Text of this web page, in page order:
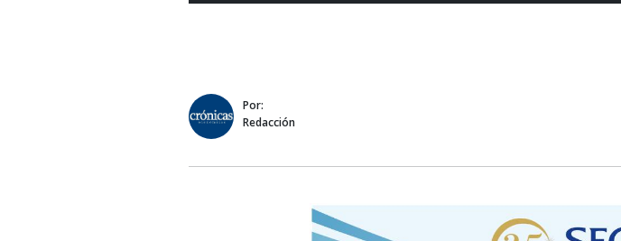
Por:
Redacción